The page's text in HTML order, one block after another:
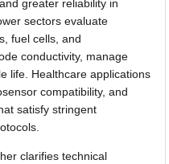
greater reliability in
sectors evaluate
fuel cells, and
conductivity, manage
life. Healthcare applications
compatibility, and
satisfy stringent
clarifies technical